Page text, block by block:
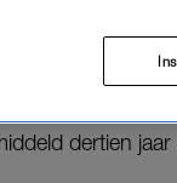
te voorkomen.
zo zeggen
zorgen
ons allemaal.”
dertien